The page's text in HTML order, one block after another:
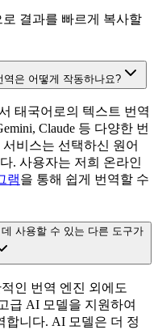
결과를 빠르게 복사할
은 어떻게 작동하나요?
태국어로의 텍스트 번역
Claude 등 다양한 번
비스는 선택하신 원어
. 사용자는 저희 온라인
램을 통해 쉽게 번역할 수
사용할 수 있는 다른 도구가
인 번역 엔진 외에도
급 AI 모델을 지원하여
합니다. AI 모델은 더 정